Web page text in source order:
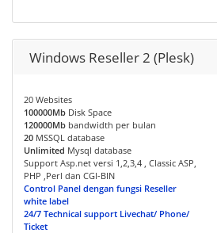
Windows Reseller 2 (Plesk)
20 Websites
100000Mb Disk Space
120000Mb bandwidth per bulan
20 MSSQL database
Unlimited Mysql database
Support Asp.net versi 1,2,3,4 , Classic ASP,
PHP ,Perl dan CGI-BIN
Control Panel dengan fungsi Reseller
white label
24/7 Technical support Livechat/ Phone/
Ticket